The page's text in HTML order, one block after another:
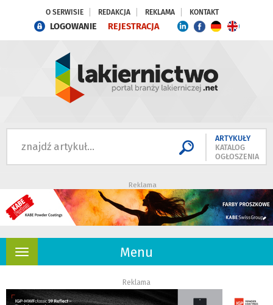
O SERWISIE REDAKCJA REKLAMA KONTAKT
LOGOWANIE REJESTRACJA
ARTYKUŁY
KATALOG
OGŁOSZENIA
Reklama
Menu
Rozwiń
Reklama